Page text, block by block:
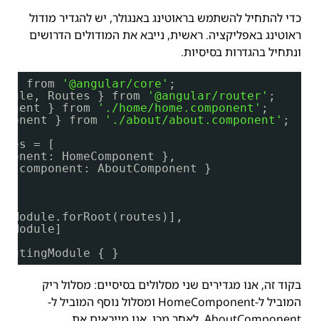
כדי להתחיל להשתמש בראוטינג באנגולר, יש להגדיר מודול
ראוטינג באפליקציה. ראשית, נייבא את המודולים הדרושים
ונתחיל בהגדרות בסיסיות.
} from '@angular/core' ;
Routes } from
'@angular/router' ;
} from
'./home/home.component' ;
} from
'./about/about.component' ;
= [
HomeComponent },
, component: AboutComponent }
{ }
בקוד זה, אנו מגדירים שני מסלולים בסיסיים: מסלול ריק
המוביל ל-HomeComponent ומסלול נוסף המוביל ל-